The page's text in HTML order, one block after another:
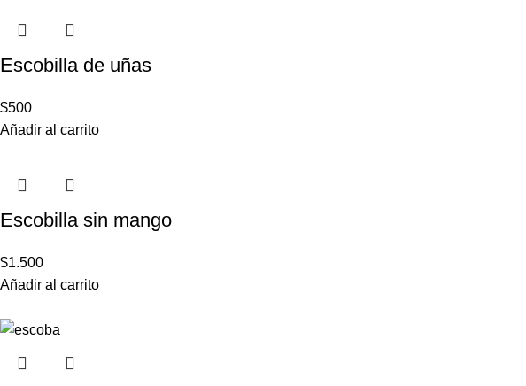
Escobilla de uñas
$500
Añadir al carrito
Escobilla sin mango
$1.500
Añadir al carrito